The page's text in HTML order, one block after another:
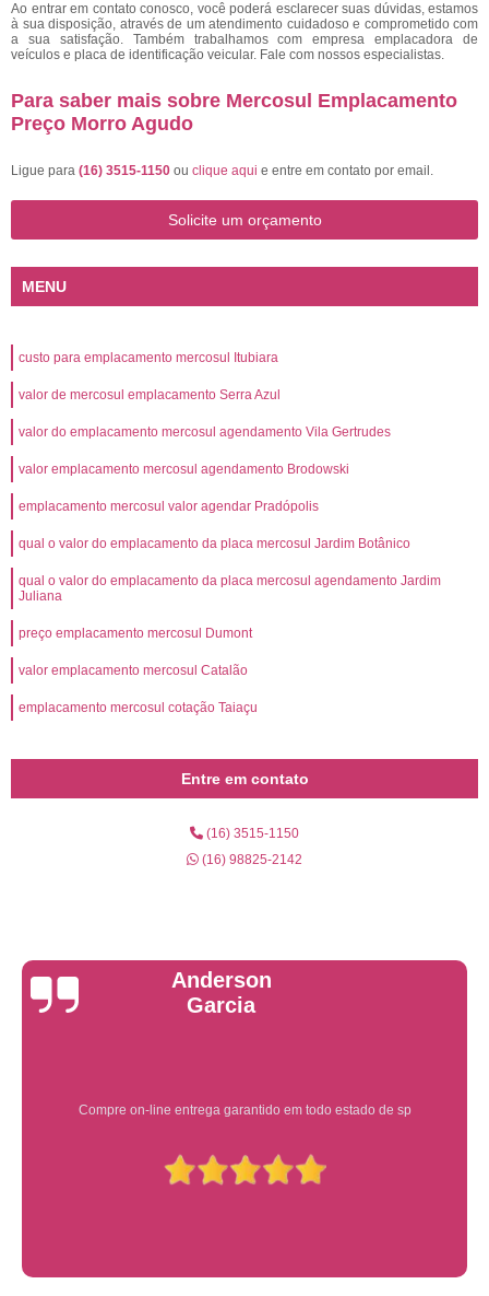
Ao entrar em contato conosco, você poderá esclarecer suas dúvidas, estamos
à sua disposição, através de um atendimento cuidadoso e comprometido com
a sua satisfação. Também trabalhamos com empresa emplacadora de
veículos e placa de identificação veicular. Fale com nossos especialistas.
Para saber mais sobre Mercosul Emplacamento
Preço Morro Agudo
Ligue para (16) 3515-1150 ou clique aqui e entre em contato por email.
Solicite um orçamento
MENU
custo para emplacamento mercosul Itubiara
valor de mercosul emplacamento Serra Azul
valor do emplacamento mercosul agendamento Vila Gertrudes
valor emplacamento mercosul agendamento Brodowski
emplacamento mercosul valor agendar Pradópolis
qual o valor do emplacamento da placa mercosul Jardim Botânico
qual o valor do emplacamento da placa mercosul agendamento Jardim
Juliana
preço emplacamento mercosul Dumont
valor emplacamento mercosul Catalão
emplacamento mercosul cotação Taiaçu
Entre em contato
(16) 3515-1150
(16) 98825-2142
Yuri Martins
Ótimo atendimento